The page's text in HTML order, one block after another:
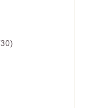
values. Data ranges
values. Data ranges